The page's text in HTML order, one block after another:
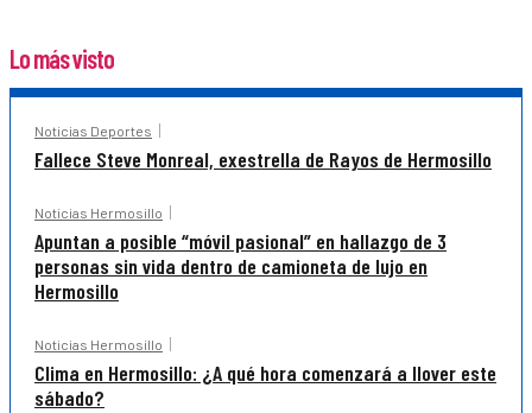
Lo más visto
Noticias Deportes
Fallece Steve Monreal, exestrella de Rayos de Hermosillo
Noticias Hermosillo
Apuntan a posible “móvil pasional” en hallazgo de 3
personas sin vida dentro de camioneta de lujo en
Hermosillo
Noticias Hermosillo
Clima en Hermosillo: ¿A qué hora comenzará a llover este
sábado?